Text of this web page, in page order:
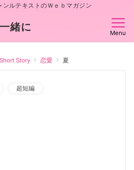
ルテキストのＷｅｂマガジン
緒に Menu
Short Story 恋愛 夏
超短編